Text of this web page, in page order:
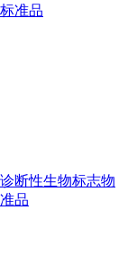
准品
断性生物标志物
品